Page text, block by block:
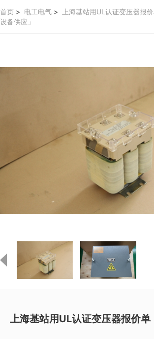
首页 > 电工电气 >
上海基站用UL认证变压器报
设备供应」
上海基站用UL认证变压器报价单